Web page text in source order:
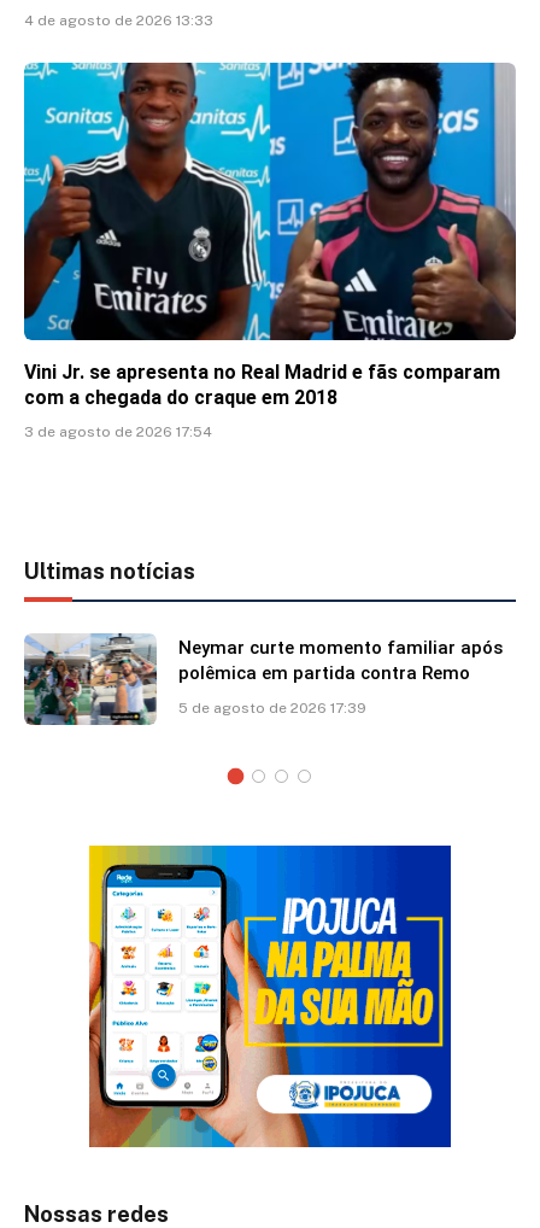
4 de agosto de 2026 13:33
Vini Jr. se apresenta no Real Madrid e fãs comparam
com a chegada do craque em 2018
3 de agosto de 2026 17:54
Ultimas notícias
Neymar curte momento familiar após
polêmica em partida contra Remo
5 de agosto de 2026 17:39
Nossas redes